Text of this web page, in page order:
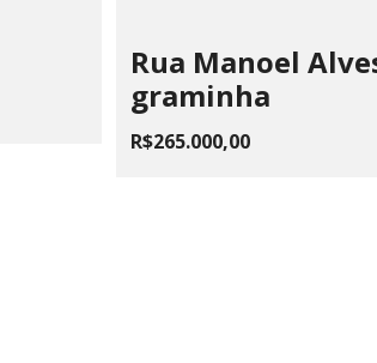
Rua Manoel
graminha
R$265.000,00